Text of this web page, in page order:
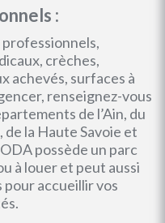
:
crèches,
achevés, surfaces à
renseignez-vous
de l’Ain, du
de la Haute Savoie et
possède un parc
à louer et peut aussi
accueillir vos